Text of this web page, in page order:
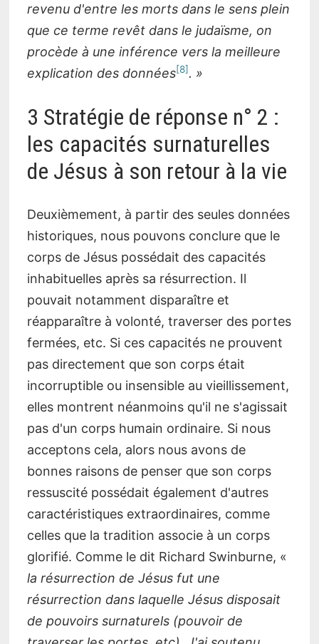
revenu d'entre les morts dans le sens plein
que ce terme revêt dans le judaïsme, on
procède à une inférence vers la meilleure
explication des données 8 . »
3 Stratégie de réponse n° 2 :
les capacités surnaturelles
de Jésus à son retour à la vie
Deuxièmement, à partir des seules données
historiques, nous pouvons conclure que le
corps de Jésus possédait des capacités
inhabituelles après sa résurrection. Il
pouvait notamment disparaître et
réapparaître à volonté, traverser des portes
fermées, etc. Si ces capacités ne prouvent
pas directement que son corps était
incorruptible ou insensible au vieillissement,
elles montrent néanmoins qu'il ne s'agissait
pas d'un corps humain ordinaire. Si nous
acceptons cela, alors nous avons de
bonnes raisons de penser que son corps
ressuscité possédait également d'autres
caractéristiques extraordinaires, comme
celles que la tradition associe à un corps
glorifié. Comme le dit Richard Swinburne, «
la résurrection de Jésus fut une
résurrection dans laquelle Jésus disposait
de pouvoirs surnaturels (pouvoir de